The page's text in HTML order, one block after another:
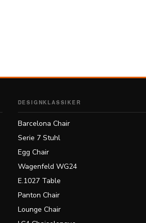
DESIGNKLASSIKER
Barcelona Chair
Serie 7 Stuhl
Egg Chair
Wagenfeld WG24
E.1027 Table
Panton Chair
Lounge Chair